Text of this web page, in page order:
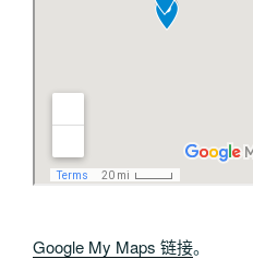
Google My Maps 链接。